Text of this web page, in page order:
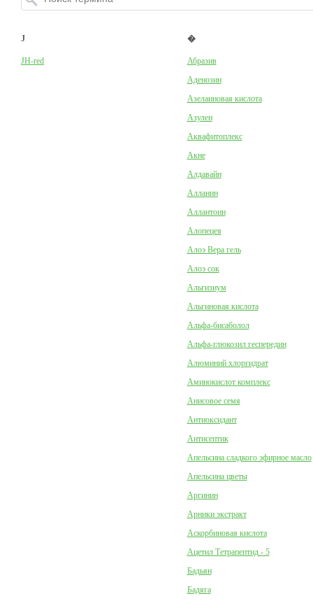
J
JH-red
�
Абразив
Аденозин
Азелаиновая кислота
Азулен
Аквафитоплекс
Акне
Алдавайн
Алланин
Аллантоин
Алопецея
Алоэ Вера гель
Алоэ сок
Альгизиум
Альгиновая кислота
Альфа-бисаболол
Альфа-глюкозил геспередин
Алюминий хлоргидрат
Аминокислот комплекс
Анисовое семя
Антиоксидант
Антисептик
Апельсина сладкого эфирное масло
Апельсина цветы
Аргинин
Арники экстракт
Аскорбиновая кислота
Ацетил Тетрапептид - 5
Бадьян
Бадяга